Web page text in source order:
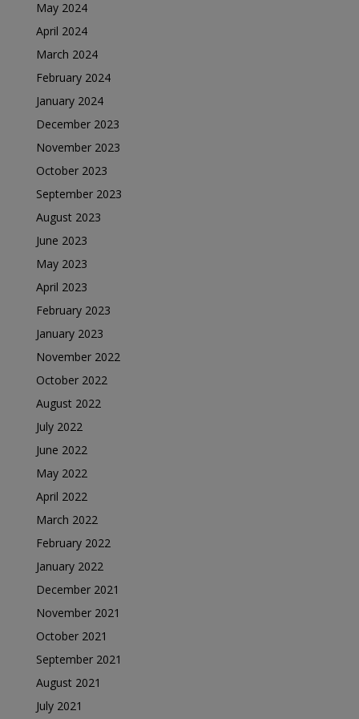
May 2024
April 2024
March 2024
February 2024
January 2024
December 2023
November 2023
October 2023
September 2023
August 2023
June 2023
May 2023
April 2023
February 2023
January 2023
November 2022
October 2022
August 2022
July 2022
June 2022
May 2022
April 2022
March 2022
February 2022
January 2022
December 2021
November 2021
October 2021
September 2021
August 2021
July 2021